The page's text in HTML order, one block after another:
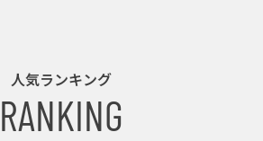
人気ランキング
RANKING